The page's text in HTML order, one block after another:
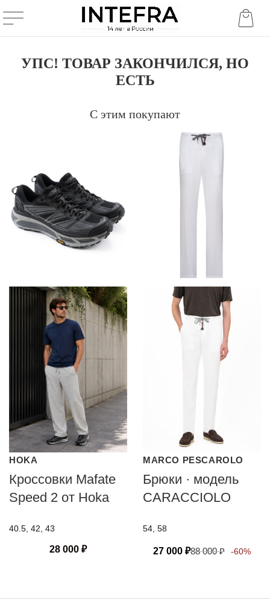
УПС! ТОВАР ЗАКОНЧИЛСЯ, НО
ЕСТЬ
С этим покупают
HOKA
Кроссовки Mafate
Speed 2 от Hoka
40.5, 42, 43
28 000 ₽
MARCO PESCAROLO
Брюки · модель
CARACCIOLO
54, 58
27 000 ₽88 000₽ -60%